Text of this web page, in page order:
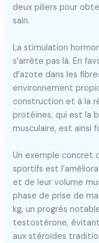
deux piliers pour
sain.
La stimulation
s’arrête pas là. En
d’azote dans les
environnement
construction et à la
protéines, qui est la
musculaire, est ainsi
Un exemple concret
sportifs est
et de leur volume
phase de prise de
kg, un progrès
testostérone, évitant
aux stéroïdes